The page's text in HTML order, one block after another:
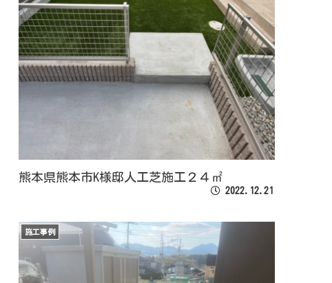
熊本県熊本市K様邸人工芝施工２４㎡
2022.12.21
施工事例